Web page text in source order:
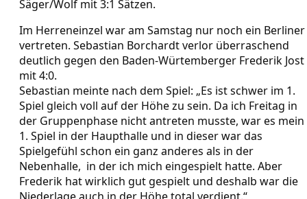
Säger/Wolf mit 3:1 Sätzen.
Im Herreneinzel war am Samstag nur noch ein Berliner
vertreten. Sebastian Borchardt verlor überraschend
deutlich gegen den Baden-Würtemberger Frederik Jost
mit 4:0.
Sebastian meinte nach dem Spiel: „Es ist schwer im 1.
Spiel gleich voll auf der Höhe zu sein. Da ich Freitag in
der Gruppenphase nicht antreten musste, war es mein
1. Spiel in der Haupthalle und in dieser war das
Spielgefühl schon ein ganz anderes als in der
Nebenhalle, in der ich mich eingespielt hatte. Aber
Frederik hat wirklich gut gespielt und deshalb war die